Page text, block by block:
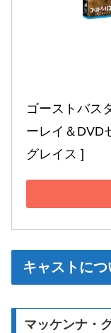
ゴーストバス
ーレイ＆DVD
グレイス ]
キャストにつ
マッケンナ・